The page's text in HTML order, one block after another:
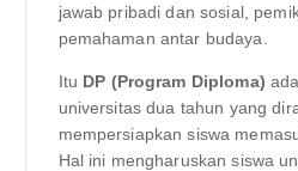
jawab pribadi dan sosial,
pemahaman antar budaya.
Itu DP (Program Diploma)
universitas dua tahun yang
mempersiapkan siswa
Hal ini mengharuskan siswa